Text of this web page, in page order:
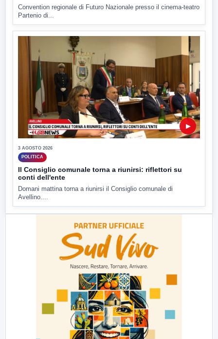
Convention regionale di Futuro Nazionale presso il cinema-teatro
Partenio di...
▶
3 AGOSTO 2026
POLITICA
Il Consiglio comunale torna a riunirsi: riflettori su
conti dell'ente
Domani mattina torna a riunirsi il Consiglio comunale di
Avellino....